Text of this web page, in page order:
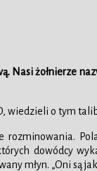
Nasi żołnierze
o tym
dowódcy
młyn. „Oni są